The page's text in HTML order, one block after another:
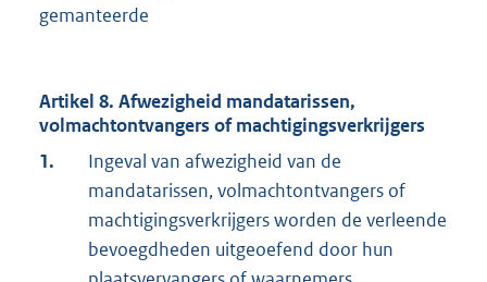
gemanteerde
Artikel 8. Afwezigheid mandatarissen,
volmachtontvangers of machtigingsverkrijgers
1.
Ingeval van afwezigheid van de
mandatarissen, volmachtontvangers of
machtigingsverkrijgers worden de verleende
bevoegdheden uitgeoefend door hun